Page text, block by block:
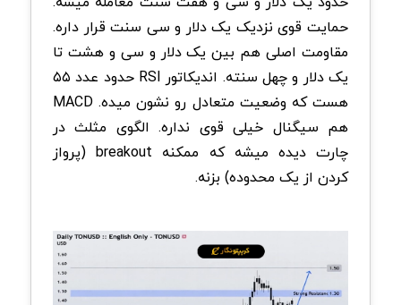
حمایت قوی نزدیک یک دلار و سی سنت قرار داره.
مقاومت اصلی هم بین یک دلار و سی و هشت تا
یک دلار و چهل سنته. اندیکاتور RSI حدود عدد ۵۵
هست که وضعیت متعادل رو نشون میده. MACD
هم سیگنال خیلی قوی نداره. الگوی مثلث در
چارت دیده میشه که ممکنه breakout (پرواز
کردن از یک محدوده) بزنه.